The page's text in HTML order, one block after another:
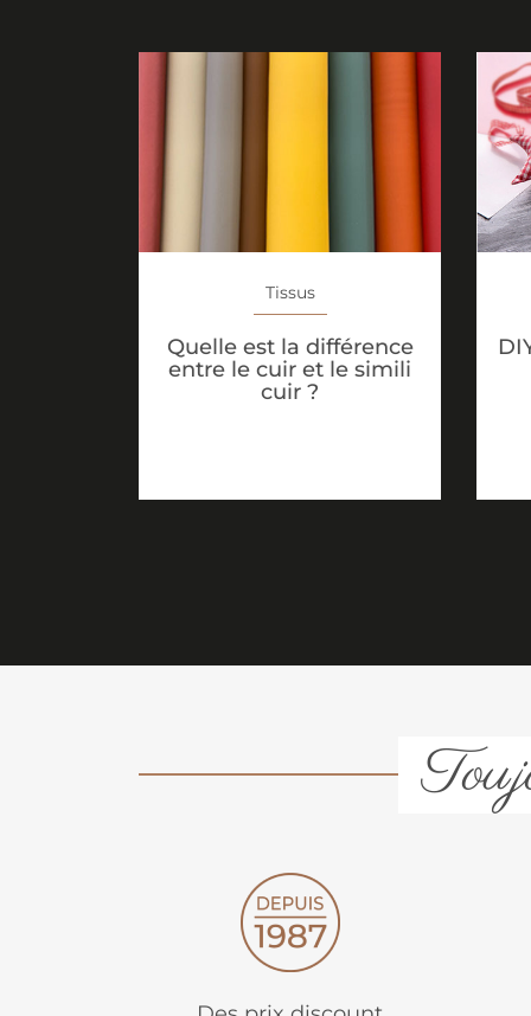
Tissus
Quelle est la différence
entre le cuir et le simili
cuir ?